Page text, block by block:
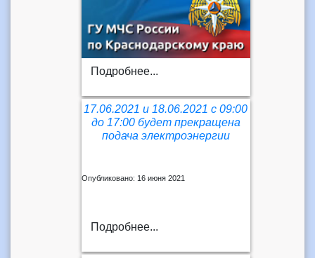
Подробнее...
17.06.2021 и 18.06.2021 с 09:00
до 17:00 будет прекращена
подача электроэнергии
Опубликовано: 16 июня 2021
Подробнее...